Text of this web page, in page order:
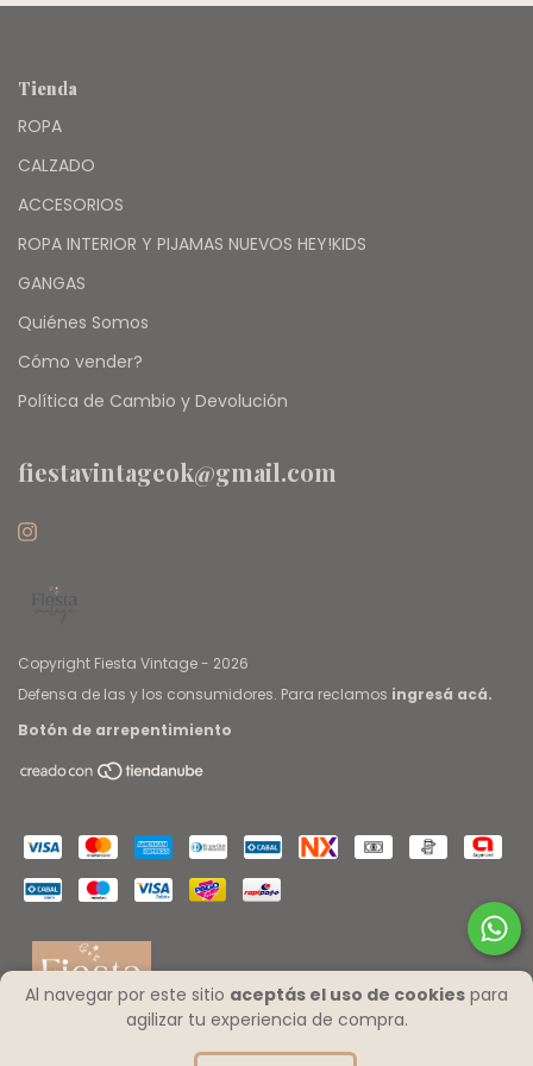
Al navegar por este sitio aceptás el uso de cookies para
agilizar tu experiencia de compra.
Tienda
ROPA
CALZADO
ACCESORIOS
ROPA INTERIOR Y PIJAMAS NUEVOS HEY!KIDS
GANGAS
Quiénes Somos
Cómo vender?
Política de Cambio y Devolución
fiestavintageok@gmail.com
Copyright Fiesta Vintage - 2026
Defensa de las y los consumidores. Para reclamos ingresá acá.
Botón de arrepentimiento